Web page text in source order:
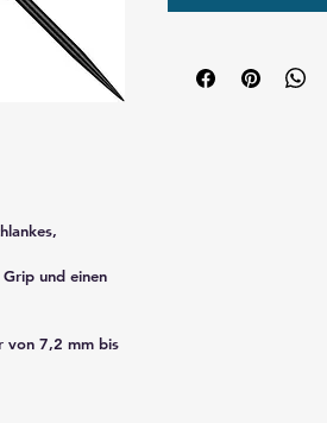
und einen
von 7,2 mm bis